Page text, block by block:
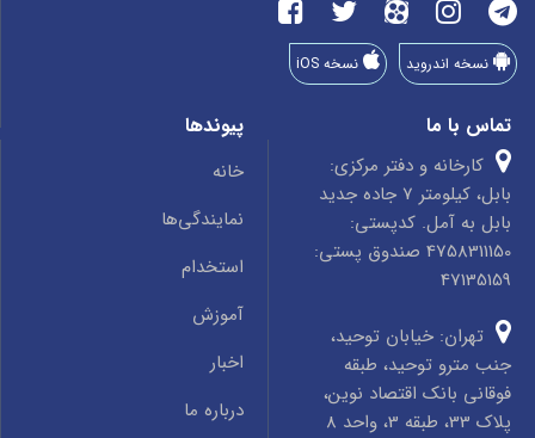
نسخه اندروید نسخه iOS
تماس با ما
کارخانه و دفتر مرکزی:
بابل، کیلومتر 7 جاده جدید
بابل به آمل. کدپستی:
4758311150 صندوق پستی:
47135159
تهران: خیابان توحید،
جنب مترو توحید، طبقه
فوقانی بانک اقتصاد نوین،
پلاک 33، طبقه 3، واحد 8
پیوندها
خانه
نمایندگی‌ها
استخدام
آموزش
اخبار
درباره ما